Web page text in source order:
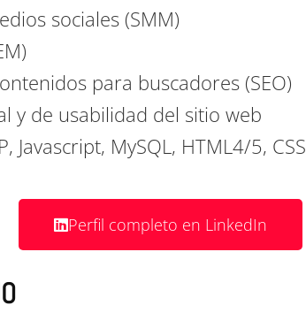
sociales (SMM)
para buscadores (SEO)
y de usabilidad del sitio web
Javascript, MySQL, HTML4/5, CSS
Perfil completo en LinkedIn